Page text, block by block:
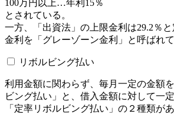
100万円以上…年利15％
とされている。
一方、「出資法」の上限金利は29.2％
金利を「グレーゾーン金利」と呼ばれて
リボルビング払い
利用金額に関わらず、毎月一定の金額
ビング払い」と、借入金額に対して一
「定率リボルビング払い」の２種類が